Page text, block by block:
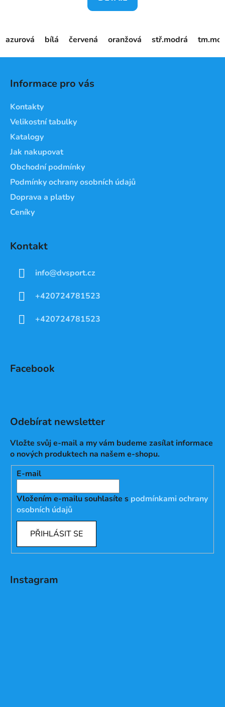
azurová bílá červená oranžová stř.modrá
Informace pro vás
Kontakty
Velikostní tabulky
Katalogy
Jak nakupovat
Obchodní podmínky
Podmínky ochrany osobních údajů
Doprava a platby
Ceníky
Kontakt
info@dvsport.cz
+420724781523
+420724781523
Facebook
Odebírat newsletter
Vložte svůj e-mail a my vám budeme zasílat informace
o nových produktech na našem e-shopu.
E-mail
Vložením e-mailu souhlasíte s podmínkami ochrany
osobních údajů
PŘIHLÁSIT SE
Instagram